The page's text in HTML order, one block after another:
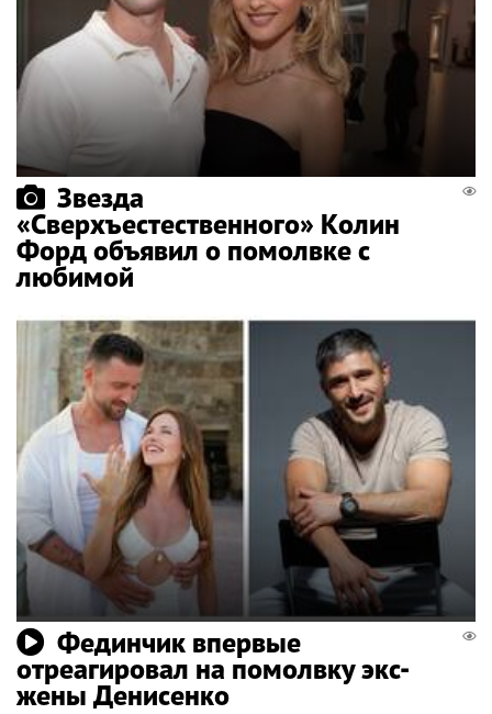
Звезда
«Сверхъестественного» Колин
Форд объявил о помолвке с
любимой
Фединчик впервые
отреагировал на помолвку экс-
жены Денисенко